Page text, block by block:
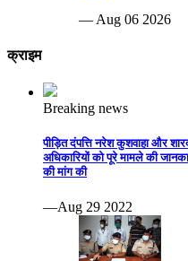
— Aug 06 2026
क्राइम
Breaking news
पीड़ित दंपत्ति नरेश कुशवाहा और
अधिकारियों को पूरे मामले की
की मांग की
—Aug 29 2022